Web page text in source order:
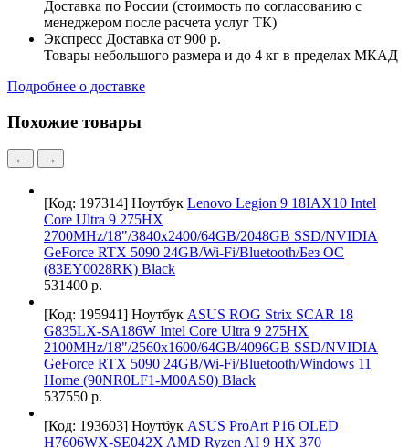
Доставка по России (стоимость по согласованию с
менеджером после расчета услуг ТК)
Экспресс Доставка от 900 р.
Товары небольшого размера и до 4 кг в пределах МКАД
Подробнее о доставке
Похожие товары
← →
[Код: 197314] Ноутбук Lenovo Legion 9 18IAX10 Intel
Core Ultra 9 275HX
2700MHz/18"/3840x2400/64GB/2048GB SSD/NVIDIA
GeForce RTX 5090 24GB/Wi-Fi/Bluetooth/Без ОС
(83EY0028RK) Black
531400 р.
[Код: 195941] Ноутбук ASUS ROG Strix SCAR 18
G835LX-SA186W Intel Core Ultra 9 275HX
2100MHz/18"/2560х1600/64GB/4096GB SSD/NVIDIA
GeForce RTX 5090 24GB/Wi-Fi/Bluetooth/Windows 11
Home (90NR0LF1-M00AS0) Black
537550 р.
[Код: 193603] Ноутбук ASUS ProArt P16 OLED
H7606WX-SE042X AMD Ryzen AI 9 HX 370